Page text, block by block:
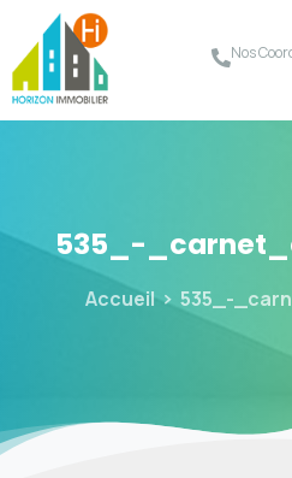
Nos
535_-
Accueil 535_-